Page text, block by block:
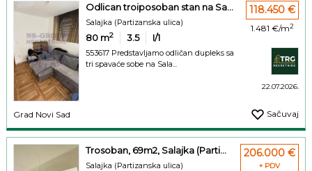
Odlican troiposoban stan na Sa...
Salajka (Partizanska ulica)
80 m2 3.5 I/1
553617 Predstavljamo odličan dupleks sa
tri spavaće sobe na Sala...
118.450 €
1.481 €/m2
22.07.2026.
Grad Novi Sad Sačuvaj
Trosoban, 69m2, Salajka (Parti...
Salajka (Partizanska ulica)
206.000 €
+ PDV